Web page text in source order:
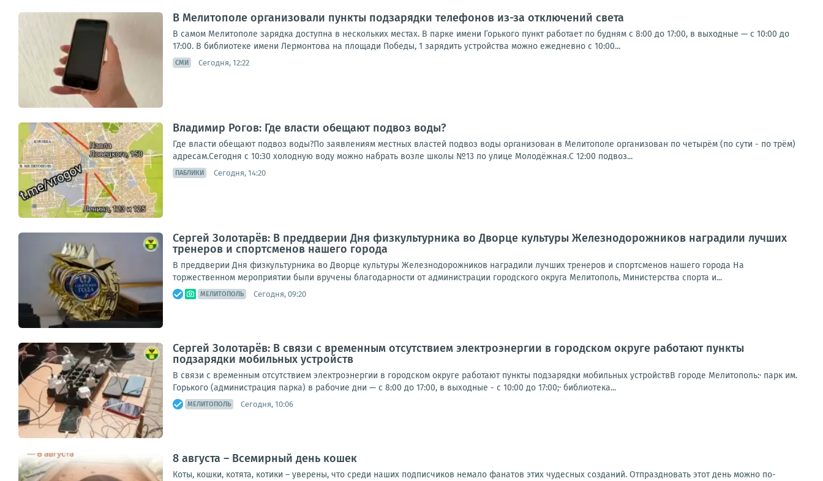
В Мелитополе организовали пункты подзарядки телефонов из-за отключений света
В самом Мелитополе зарядка доступна в нескольких местах. В парке имени Горького пункт работает по будням с 8:00 до 17:00, в выходные — с 10:00 до
17:00. В библиотеке имени Лермонтова на площади Победы, 1 зарядить устройства можно ежедневно с 10:00...
СМИ Сегодня, 12:22
Владимир Рогов: Где власти обещают подвоз воды?
Где власти обещают подвоз воды?По заявлениям местных властей подвоз воды организован в Мелитополе организован по четырём (по сути - по трём)
адресам.Сегодня с 10:30 холодную воду можно набрать возле школы №13 по улице Молодёжная.С 12:00 подвоз...
ПАБЛИКИ Сегодня, 14:20
Сергей Золотарёв: В преддверии Дня физкультурника во Дворце культуры Железнодорожников наградили лучших
тренеров и спортсменов нашего города
В преддверии Дня физкультурника во Дворце культуры Железнодорожников наградили лучших тренеров и спортсменов нашего города На
торжественном мероприятии были вручены благодарности от администрации городского округа Мелитополь, Министерства спорта и...
МЕЛИТОПОЛЬ Сегодня, 09:20
Сергей Золотарёв: В связи с временным отсутствием электроэнергии в городском округе работают пункты
подзарядки мобильных устройств
В связи с временным отсутствием электроэнергии в городском округе работают пункты подзарядки мобильных устройствВ городе Мелитополь:· парк им.
Горького (администрация парка) в рабочие дни — с 8:00 до 17:00, в выходные - с 10:00 до 17:00;· библиотека...
МЕЛИТОПОЛЬ Сегодня, 10:06
8 августа – Всемирный день кошек
Коты, кошки, котята, котики – уверены, что среди наших подписчиков немало фанатов этих чудесных созданий. Отпраздновать этот день можно по-